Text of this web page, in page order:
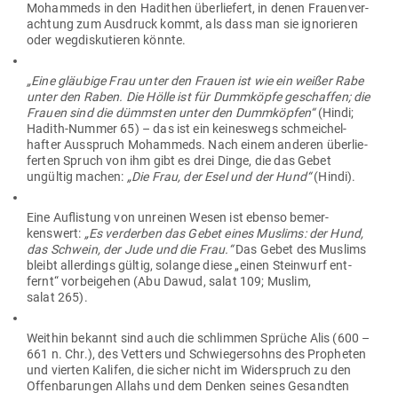
Mohammeds in den Hadithen über­liefert, in denen Frau­en­ver­
achtung zum Aus­druck kommt, als dass man sie igno­rieren
oder weg­dis­ku­tieren könnte.
„Eine gläubige Frau unter den Frauen ist wie ein weißer Rabe
unter den Raben. Die Hölle ist für Dumm­köpfe geschaffen; die
Frauen sind die dümmsten unter den Dumm­köpfen“(Hindi;
Hadith-Nummer 65) – das ist ein kei­neswegs schmei­chel­
hafter Aus­spruch Mohammeds. Nach einem anderen über­lie­
ferten Spruch von ihm gibt es drei Dinge, die das Gebet
ungültig machen: „Die Frau, der Esel und der Hund“(Hindi).
Eine Auf­listung von unreinen Wesen ist ebenso bemer­
kenswert: „Es ver­derben das Gebet eines Muslims: der Hund,
das Schwein, der Jude und die Frau.“Das Gebet des Muslims
bleibt aller­dings gültig, solange diese „einen Steinwurf ent­
fernt“ vor­bei­gehen (Abu Dawud, salat 109; Muslim,
salat 265).
Weithin bekannt sind auch die schlimmen Sprüche Alis (600 –
661 n. Chr.), des Vetters und Schwie­ger­sohns des Pro­pheten
und vierten Kalifen, die sicher nicht im Wider­spruch zu den
Offen­ba­rungen Allahs und dem Denken seines Gesandten